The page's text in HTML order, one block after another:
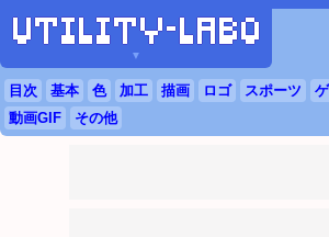
▼
目次 基本 色 加工 描画 ロゴ スポーツ
動画GIF
その他